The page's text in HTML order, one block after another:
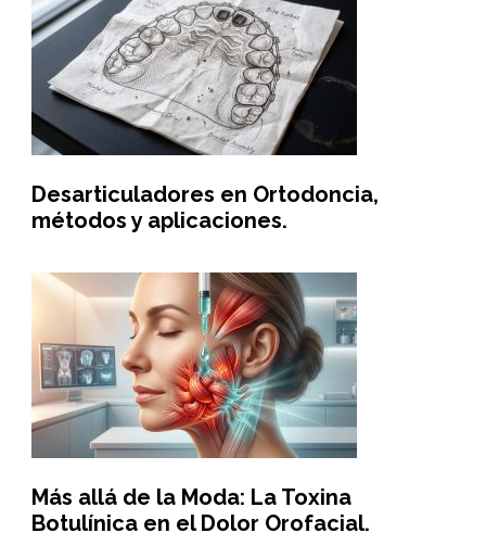
Desarticuladores en Ortodoncia,
métodos y aplicaciones.
Más allá de la Moda: La Toxina
Botulínica en el Dolor Orofacial.